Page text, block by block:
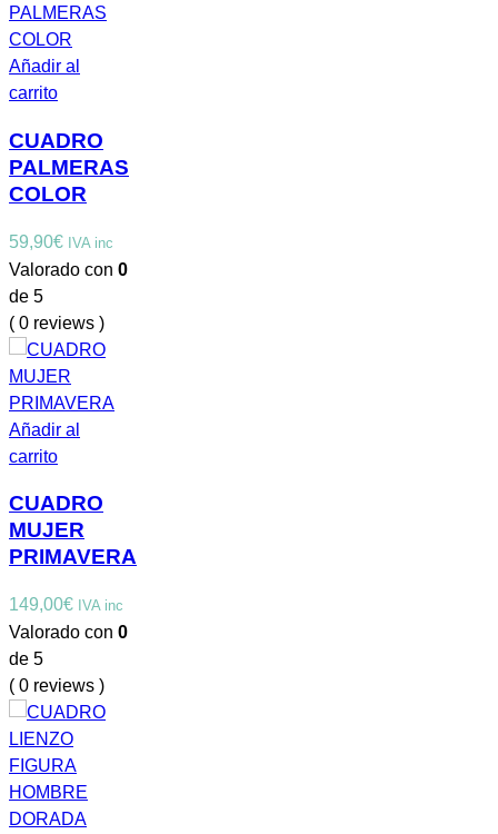
Añadir al
carrito
CUADRO
PALMERAS
COLOR
59,90€ IVA inc
Valorado con 0
de 5
( 0 reviews )
Añadir al
carrito
CUADRO
MUJER
PRIMAVERA
149,00€ IVA inc
Valorado con 0
de 5
( 0 reviews )